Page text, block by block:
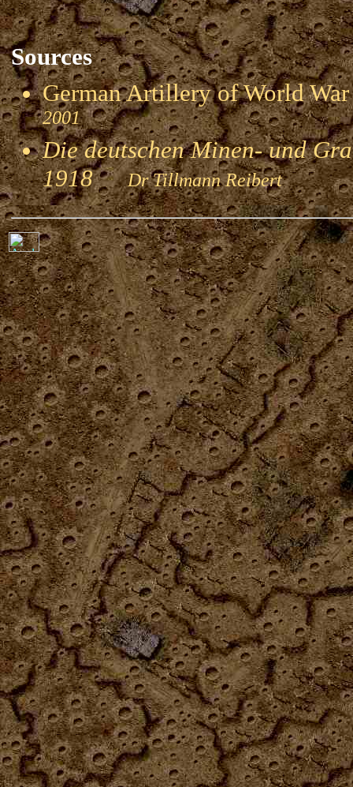
Sources
German Artillery of World
2001
Die deutschen Minen- und
1918Dr Tillmann Reibert